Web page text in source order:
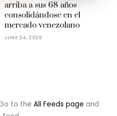
arriba a sus 68 años
consolidándose en el
mercado venezolano
JUNE 24, 2026
to theAll Feeds page and